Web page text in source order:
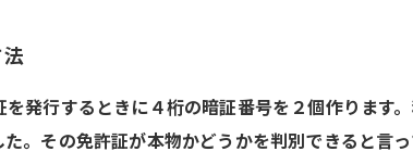
発行するときに４桁の暗証番号を２個作ります
。その免許証が本物かどうかを判別できると言